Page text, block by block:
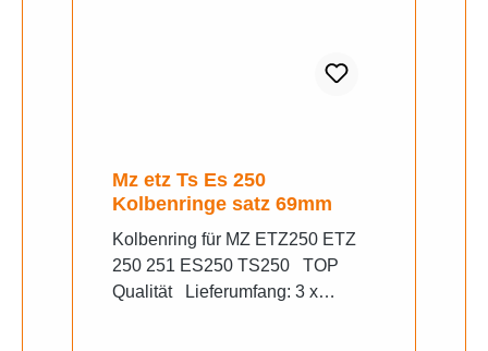
Mz etz Ts Es 250
Kolbenringe satz 69mm
Kolbenring für MZ ETZ250 ETZ
250 251 ES250 TS250 TOP
Qualität Lieferumfang: 3 x